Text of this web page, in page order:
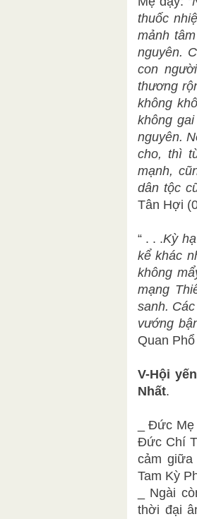
thuốc
mảnh
nguyên.
con
thương
không
không
nguyên.
cho, thì
mạnh,
dân tộc
Tân Hợi
“ . . .Kỳ
kể khác
không
mạng
sanh.
vướng
Quan
V-Hội
Nhất.
_ Đức
Đức Chí
cảm
Tam Kỳ
_ Ngài
thời đại